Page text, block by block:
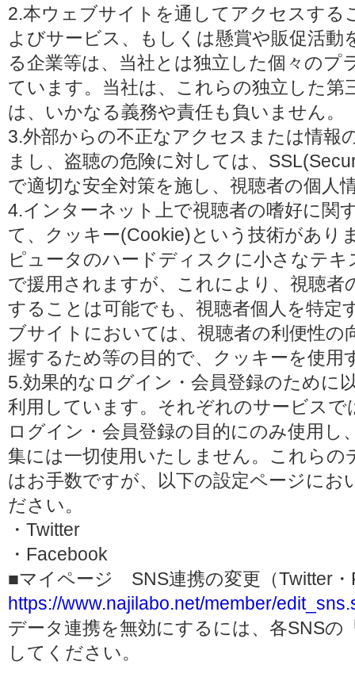
2.本ウェブサイトを通してアクセスする
よびサービス、もしくは懸賞や販促活動
る企業等は、当社とは独立した個々のプ
ています。当社は、これらの独立した第
は、いかなる義務や責任も負いません。
3.外部からの不正なアクセスまたは情報
まし、盗聴の危険に対しては、
で適切な安全対策を施し、視聴者の個人
4.インターネット上で視聴者の嗜好に関
て、クッキー(Cookie)という技術があり
ピュータのハードディスクに小さなテ
で援用されますが、これにより、視聴
することは可能でも、視聴者個人を特定
ブサイトにおいては、視聴者の利便性の
握するため等の目的で、クッキーを使用
5.効果的なログイン・会員登録のために
利用しています。それぞれのサービス
ログイン・会員登録の目的にのみ使用し
集には一切使用いたしません。これらの
はお手数ですが、以下の設定ページにお
ださい。
・Twitter
・Facebook
■マイページ SNS連携の変更（Twitter・
https://www.najilabo.net/member/
データ連携を無効にするには、各SNS
してください。